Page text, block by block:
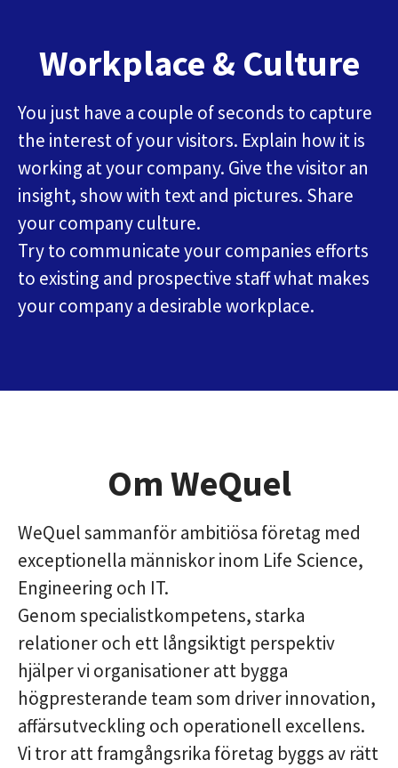
Workplace & Culture
You just have a couple of seconds to capture
the interest of your visitors. Explain how it is
working at your company. Give the visitor an
insight, show with text and pictures. Share
your company culture.
Try to communicate your companies efforts
to existing and prospective staff what makes
your company a desirable workplace.
Om WeQuel
WeQuel sammanför ambitiösa företag med
exceptionella människor inom Life Science,
Engineering och IT.
Genom specialistkompetens, starka
relationer och ett långsiktigt perspektiv
hjälper vi organisationer att bygga
högpresterande team som driver innovation,
affärsutveckling och operationell excellens.
Vi tror att framgångsrika företag byggs av rätt